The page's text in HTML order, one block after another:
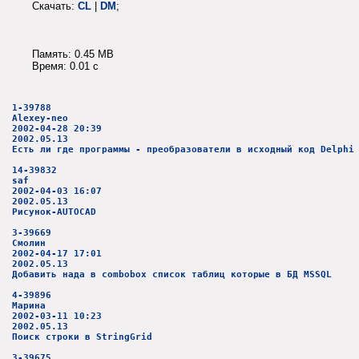
Скачать: CL DM ;
Память: 0.45 MB
Время: 0.01 c
1-39788
Alexey-neo
2002-04-28 20:39
2002.05.13
Есть ли где программы - преобразователи в исходный код Delphi
14-39832
saf
2002-04-03 16:07
2002.05.13
Рисунок-AUTOCAD
3-39669
Смолин
2002-04-17 17:01
2002.05.13
Добавить нада в combobox список таблиц которые в БД MSSQL
4-39896
Марина
2002-03-11 10:23
2002.05.13
Поиск строки в StringGrid